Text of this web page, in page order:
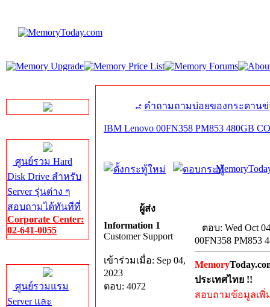
ศูนย์รวม Hard
Disk Drive สำหรับ
Server รุ่นต่าง ๆ
สอบถามได้ทันทีที่
Corporate Center:
02-641-0055
ศูนย์รวมแรม
Server และ
คำถามถามบ่อยของกระดานข่
IBM Lenovo 00FN358 PM853 480GB
ผู้ส่ง
Information 1
Customer Support
เข้าร่วมเมื่อ: Sep 04,
2023
ตอบ: 4072
ตอบ: Wed Oct
00FN358 PM853
Memory
ประเทศไทย !!
สอบถามข้อมูลเพิ่